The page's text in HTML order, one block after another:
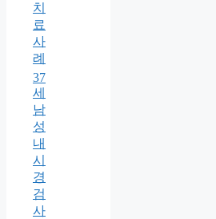
치
료
사
례
37
세
남
성
내
시
경
검
사